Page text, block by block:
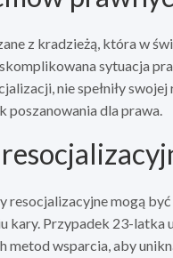
z kradzieżą, która w
sytuacja
nie spełniły
poszanowania dla prawa.
resocjalizacyjne mogą
Przypadek 23-latka
wsparcia, aby